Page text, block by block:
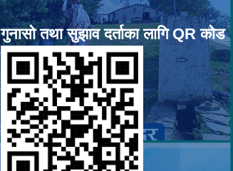
गुनासो तथा सुझाव दर्ताका लागि QR कोड